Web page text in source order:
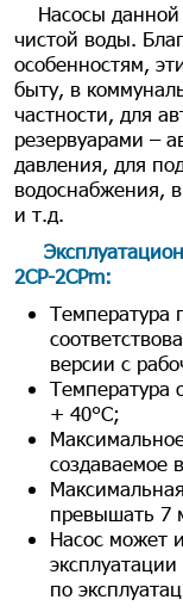
Насосы
чистой воды.
особенностям,
быту, в
частности, для
резервуарами –
давления, для
водоснабжения,
и т.д.
2CP-2CPm:
Температура
версии с
+ 40°C;
создаваемое
превышать 7
Насос может
по